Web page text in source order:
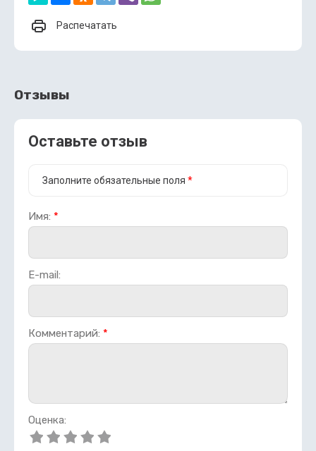
Распечатать
Отзывы
Оставьте отзыв
Заполните обязательные поля *
Имя: *
E-mail:
Комментарий: *
Оценка: